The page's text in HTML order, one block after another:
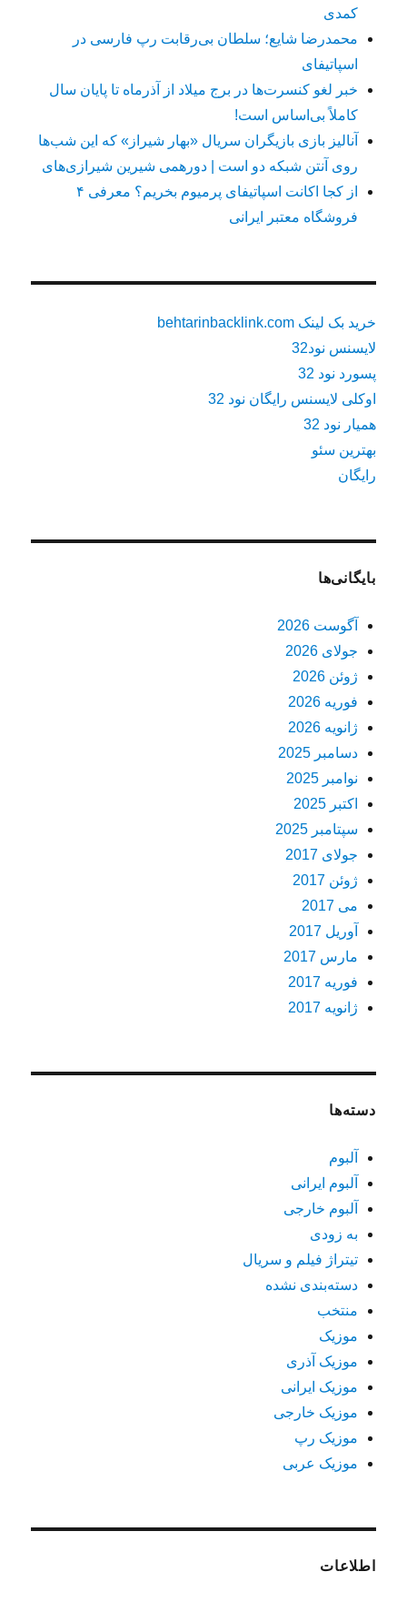
کمدی
محمدرضا شایع؛ سلطان بی‌رقابت رپ فارسی در
اسپاتیفای
خبر لغو کنسرت‌ها در برج میلاد از آذرماه تا پایان سال
کاملاً بی‌اساس است!
آنالیز بازی بازیگران سریال «بهار شیراز» که این شب‌ها
روی آنتن شبکه دو است | دورهمی شیرین شیرازی‌های
از کجا اکانت اسپاتیفای پرمیوم بخریم؟ معرفی ۴
فروشگاه معتبر ایرانی
خرید بک لینک behtarinbacklink.com
لایسنس نود32
پسورد نود 32
اوکلی لایسنس رایگان نود 32
همیار نود 32
بهترین سئو
رایگان
بایگانی‌ها
آگوست 2026
جولای 2026
ژوئن 2026
فوریه 2026
ژانویه 2026
دسامبر 2025
نوامبر 2025
اکتبر 2025
سپتامبر 2025
جولای 2017
ژوئن 2017
می 2017
آوریل 2017
مارس 2017
فوریه 2017
ژانویه 2017
دسته‌ها
آلبوم
آلبوم ایرانی
آلبوم خارجی
به زودی
تیتراژ فیلم و سریال
دسته‌بندی نشده
منتخب
موزیک
موزیک آذری
موزیک ایرانی
موزیک خارجی
موزیک رپ
موزیک عربی
اطلاعات